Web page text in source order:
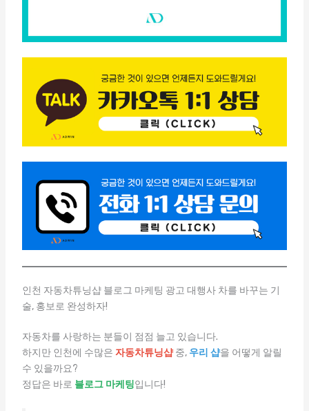
인천 자동차튜닝샵 블로그 마케팅 광고 대행사 차를 바꾸는 기
술, 홍보로 완성하자!
자동차를 사랑하는 분들이 점점 늘고 있습니다.
하지만 인천에 수많은 자동차튜닝샵중, 우리 샵을 어떻게 알릴
수 있을까요?
정답은 바로 블로그 마케팅입니다!